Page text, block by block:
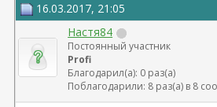
16.03.2017, 21:05
Настя84
Постоянный участник
Profi
Благодарил(а): 0 раз(а)
Поблагодарили: 8 раз(а) в 8